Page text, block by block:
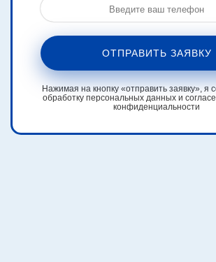
ОТПРАВИТЬ ЗАЯВКУ
Нажимая на кнопку «отправить заявку», я
обработку персональных данных и
конфиденциальности